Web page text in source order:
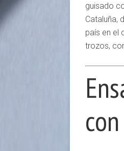
guisado
Cataluña,
país en el
trozos,